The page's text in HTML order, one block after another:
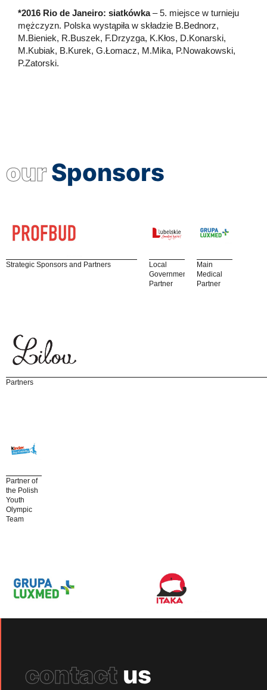
*2016 Rio de Janeiro: siatkówka– 5. miejsce w turnieju
mężczyzn. Polska wystąpiła w składzie B.Bednorz,
M.Bieniek, R.Buszek, F.Drzyzga, K.Kłos, D.Konarski,
M.Kubiak, B.Kurek, G.Łomacz, M.Mika, P.Nowakowski,
P.Zatorski.
ourSponsors
Strategic Sponsors and Partners
Local
Government
Partner
Main
Medical
Partner
Partners
Partner of
the Polish
Youth
Olympic
Team
contact us